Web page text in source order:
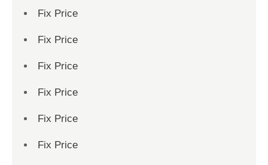
Fix Price
Fix Price
Fix Price
Fix Price
Fix Price
Fix Price